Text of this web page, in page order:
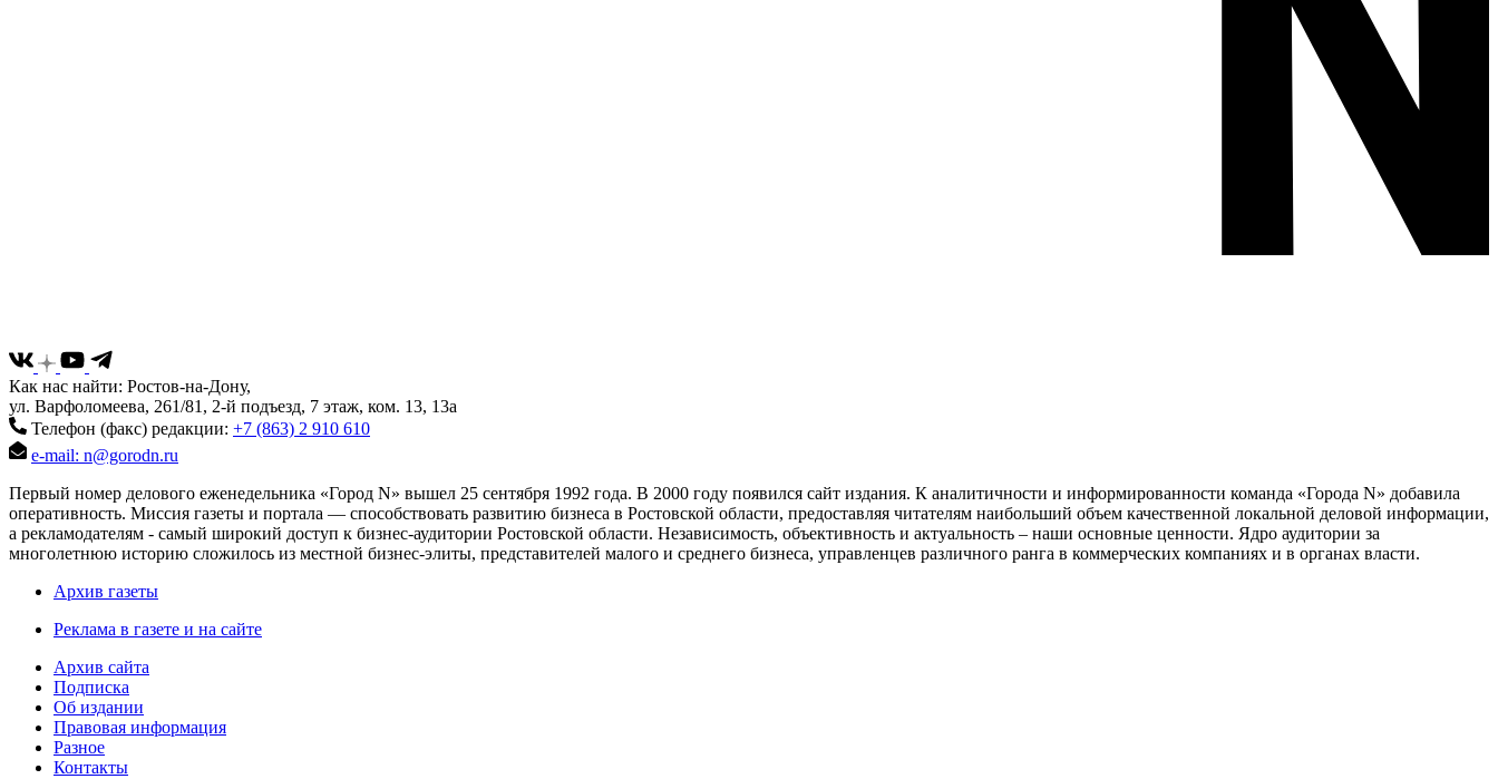
Как нас найти: Ростов-на-Дону,
ул. Варфоломеева, 261/81, 2-й подъезд, 7 этаж, ком. 13, 13а
Телефон (факс) редакции: +7 (863) 2 910 610
e-mail: n@gorodn.ru
Первый номер делового еженедельника «Город N» вышел 25 сентября 1992 года. В 2000 году появился сайт издания. К аналитичности и информированности команда «Города N» добавила
оперативность. Миссия газеты и портала — способствовать развитию бизнеса в Ростовской области, предоставляя читателям наибольший объем качественной локальной деловой информации,
а рекламодателям - самый широкий доступ к бизнес-аудитории Ростовской области. Независимость, объективность и актуальность – наши основные ценности. Ядро аудитории за
многолетнюю историю сложилось из местной бизнес-элиты, представителей малого и среднего бизнеса, управленцев различного ранга в коммерческих компаниях и в органах власти.
Архив газеты
Реклама в газете и на сайте
Архив сайта
Подписка
Об издании
Правовая информация
Разное
Контакты